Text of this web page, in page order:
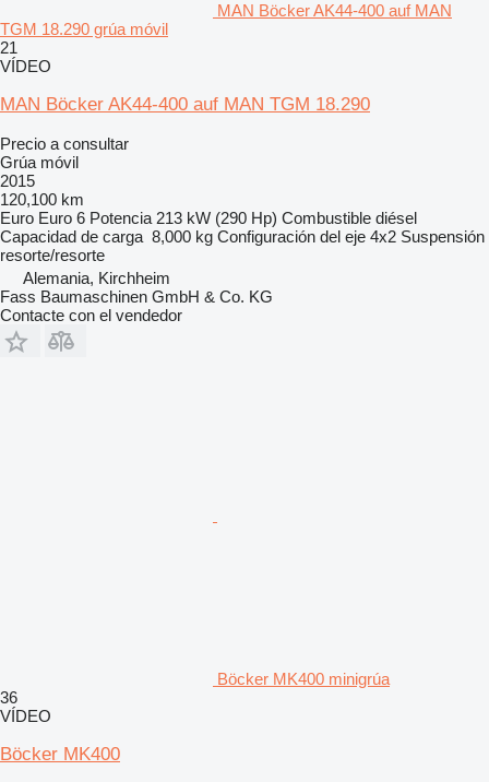
MAN Böcker AK44-400 auf MAN
TGM 18.290 grúa móvil
21
VÍDEO
MAN Böcker AK44-400 auf MAN TGM 18.290
Precio a consultar
Grúa móvil
2015
120,100 km
Euro Euro 6 Potencia 213 kW (290 Hp) Combustible diésel
Capacidad de carga 8,000 kg Configuración del eje 4x2 Suspensión
resorte/resorte
Alemania, Kirchheim
Fass Baumaschinen GmbH & Co. KG
Contacte con el vendedor
Böcker MK400 minigrúa
36
VÍDEO
Böcker MK400